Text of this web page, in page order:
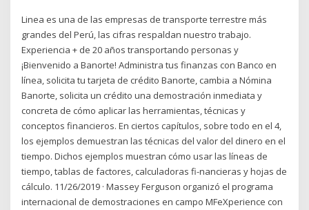
Linea es una de las empresas de transporte terrestre más
grandes del Perú, las cifras respaldan nuestro trabajo.
Experiencia + de 20 años transportando personas y
¡Bienvenido a Banorte! Administra tus finanzas con Banco en
línea, solicita tu tarjeta de crédito Banorte, cambia a Nómina
Banorte, solicita un crédito una demostración inmediata y
concreta de cómo aplicar las herramientas, técnicas y
conceptos financieros. En ciertos capítulos, sobre todo en el 4,
los ejemplos demuestran las técnicas del valor del dinero en el
tiempo. Dichos ejemplos muestran cómo usar las líneas de
tiempo, tablas de factores, calculadoras fi-nancieras y hojas de
cálculo. 11/26/2019 · Massey Ferguson organizó el programa
internacional de demostraciones en campo MFeXperience con